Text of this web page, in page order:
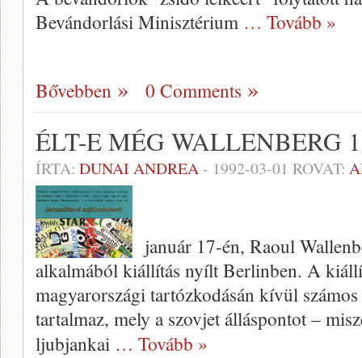
Bevándorlási Minisztérium … Tovább »
Bővebben 0 Comments
ÉLT-E MÉG WALLENBERG
ÍRTA: DUNAI ANDREA- 1992-03-01 ROVAT:
január 17-én, Raoul
alkalmából kiállítás nyílt Berlinben. A
magyarországi tartózkodásán kívül
tartalmaz, mely a szovjet álláspontot –
ljubjankai … Tovább »